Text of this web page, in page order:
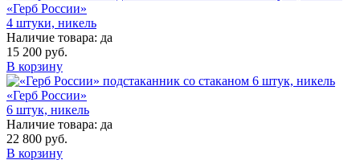
«Герб России»
4 штуки, никель
Наличие товара: да
15 200 руб.
В корзину
«Герб России»
6 штук, никель
Наличие товара: да
22 800 руб.
В корзину